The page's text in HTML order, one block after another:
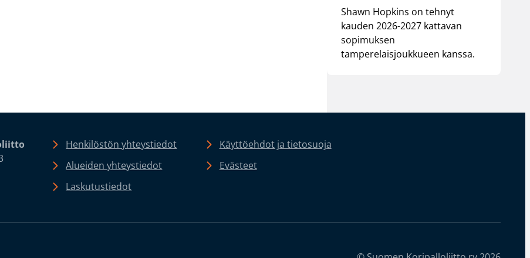
Shawn Hopkins on tehnyt
kauden 2026-2027 kattavan
sopimuksen
tamperelaisjoukkueen kanssa.
Henkilöstön yhteystiedot
Alueiden yhteystiedot
Laskutustiedot
Käyttöehdot ja tietosuoja
Evästeet